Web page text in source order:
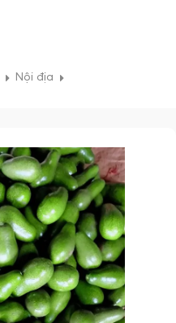
Nội địa